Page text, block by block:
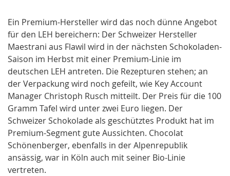
Ein Premium-Hersteller wird das noch dünne Angebot
für den LEH bereichern: Der Schweizer Hersteller
Maestrani aus Flawil wird in der nächsten Schokoladen-
Saison im Herbst mit einer Premium-Linie im
deutschen LEH antreten. Die Rezepturen stehen; an
der Verpackung wird noch gefeilt, wie Key Account
Manager Christoph Rusch mitteilt. Der Preis für die 100
Gramm Tafel wird unter zwei Euro liegen. Der
Schweizer Schokolade als geschütztes Produkt hat im
Premium-Segment gute Aussichten. Chocolat
Schönenberger, ebenfalls in der Alpenrepublik
ansässig, war in Köln auch mit seiner Bio-Linie
vertreten.